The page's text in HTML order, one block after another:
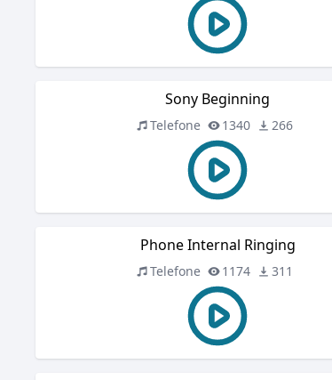
Sony Beginning
Telefone 1340 266
Phone Internal Ringing
Telefone 1174 311